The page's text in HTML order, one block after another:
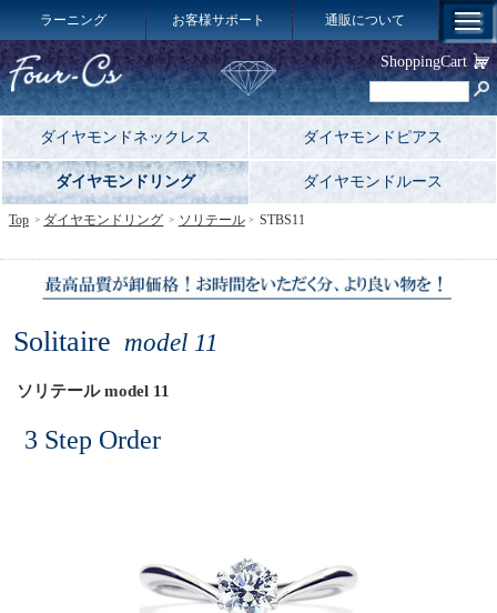
ラーニング お客様サポート 通販について
ダイヤモンドネックレス ダイヤモンドピアス
ダイヤモンドリング ダイヤモンドルース
Solitaire model 11
ソリテール model 11
3 Step Order
Top ダイヤモンドリング ソリテール STBS11
ShoppingCart